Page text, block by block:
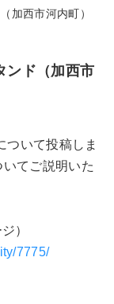
加西市河内町）
ンド（加西市
いて投稿しま
てご説明いた
）
7775/